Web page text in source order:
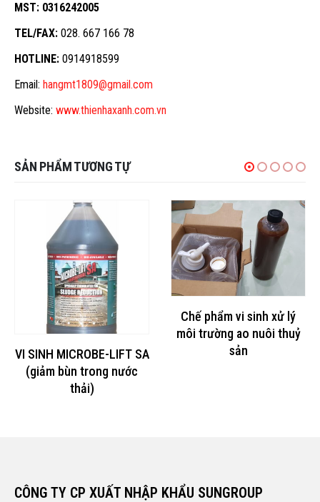
MST: 0316242005
TEL/FAX: 028. 667 166 78
HOTLINE: 0914918599
Email: hangmt1809@gmail.com
Website: www.thienhaxanh.com.vn
SẢN PHẨM TƯƠNG TỰ
VI SINH MICROBE-LIFT SA
(giảm bùn trong nước
thải)
Chế phẩm vi sinh xử lý
môi trường ao nuôi thuỷ
sản
CÔNG TY CP XUẤT NHẬP KHẨU SUNGROUP